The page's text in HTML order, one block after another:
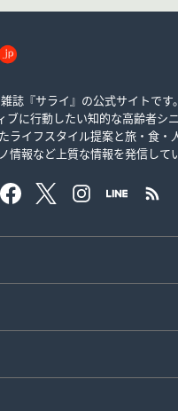
誌『サライ』の公式サイトです。
ブに行動したい知的な高齢者シ
ライフスタイル提案と旅・食・
情報など上質な情報を発信して